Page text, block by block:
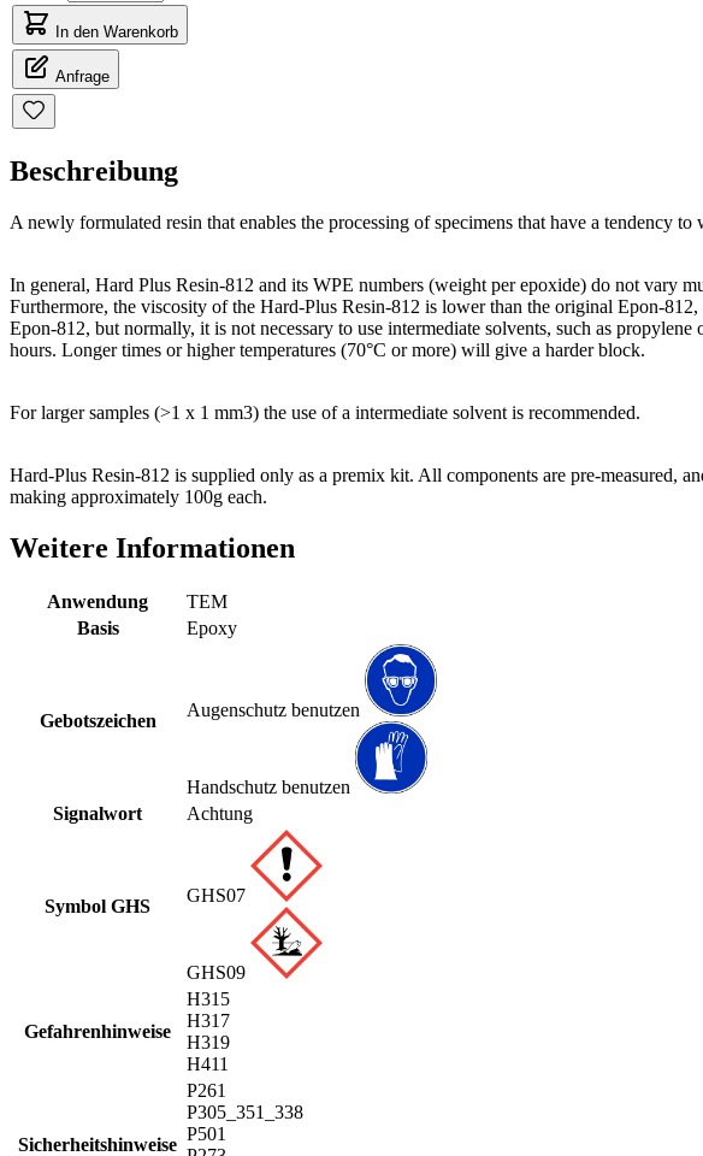
In den Warenkorb
Anfrage
Beschreibung
A newly formulated resin that enables the processing of specimens that have a tendency
In general, Hard Plus Resin-812 and its WPE numbers (weight per epoxide) do not vary
Furthermore, the viscosity of the Hard-Plus Resin-812 is lower than the original Epon-
Epon-812, but normally, it is not necessary to use intermediate solvents, such as
hours. Longer times or higher temperatures (70°C or more) will give a harder block.
For larger samples (>1 x 1 mm3) the use of a intermediate solvent is recommended.
Hard-Plus Resin-812 is supplied only as a premix kit. All components are pre-measured,
making approximately 100g each.
Weitere Informationen
Anwendung
TEM
Basis
Epoxy
Gebotszeichen
Augenschutz benutzen
Handschutz benutzen
Signalwort
Achtung
Symbol GHS
GHS07
GHS09
Gefahrenhinweise
H315
H317
H319
H411
Sicherheitshinweise
P261
P305_351_338
P501